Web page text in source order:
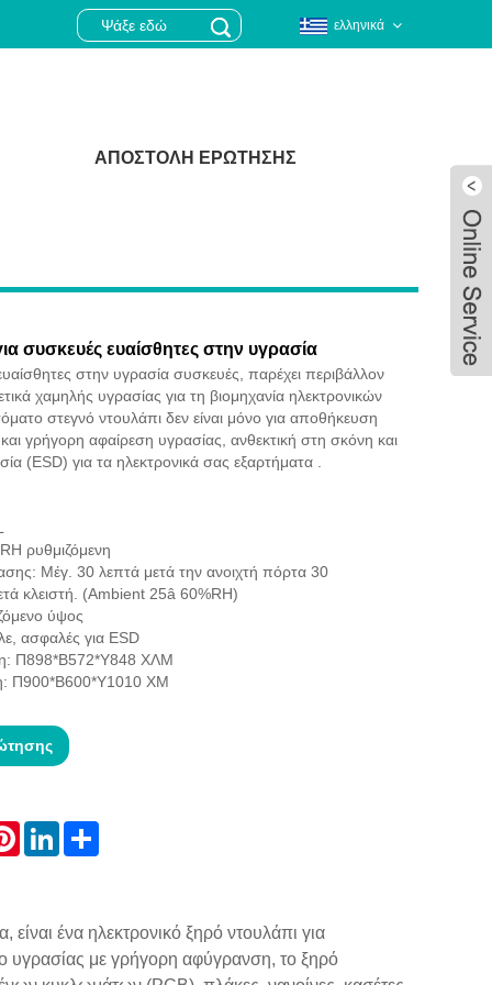
ελληνικά
ΑΠΟΣΤΟΛΉ ΕΡΏΤΗΣΗΣ
συσκευές ευαίσθητες στην υγρασία
στην υγρασία συσκευές, παρέχει περιβάλλον
χαμηλής υγρασίας για τη βιομηχανία ηλεκτρονικών
στεγνό ντουλάπι δεν είναι μόνο για αποθήκευση
γρήγορη αφαίρεση υγρασίας, ανθεκτική στη σκόνη και
(ESD) για τα ηλεκτρονικά σας εξαρτήματα .
ρυθμιζόμενη
Μέγ. 30 λεπτά μετά την ανοιχτή πόρτα 30
κλειστή. (Ambient 25â 60%RH)
ύψος
ασφαλές για ESD
Π898*Β572*Υ848 ΧΛΜ
Π900*Β600*Υ1010 ΧΜ
PinterestLinkedInShare
ένα ηλεκτρονικό ξηρό ντουλάπι για
υγρασίας με γρήγορη αφύγρανση, το ξηρό